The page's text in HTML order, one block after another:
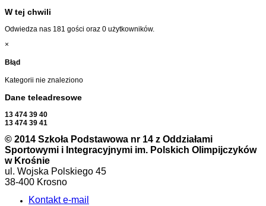
W tej chwili
Odwiedza nas 181 gości oraz 0 użytkowników.
×
Błąd
Kategorii nie znaleziono
Dane teleadresowe
13 474 39 40
13 474 39 41
© 2014 Szkoła Podstawowa nr 14 z Oddziałami
Sportowymi i Integracyjnymi im. Polskich Olimpijczyków
w Krośnie
ul. Wojska Polskiego 45
38-400 Krosno
Kontakt e-mail